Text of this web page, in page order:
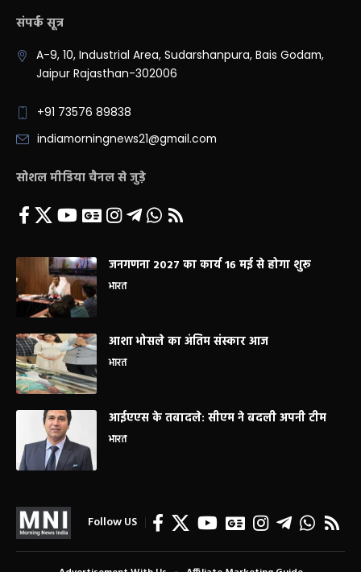
संपर्क सूत्र
A-9, 10, Industrial Area, Sudarshanpura, Bais Godam,
Jaipur Rajasthan-302006
+91 73576 89838
indiamorningnews21@gmail.com
सोशल मीडिया चैनल से जुड़े
जनगणना 2027 का कार्य 16 मई से होगा शुरू
भारत
आशा भोसले का अंतिम संस्कार आज
भारत
आईएएस के तबादले: सीएम ने बदली अपनी टीम
भारत
Follow US